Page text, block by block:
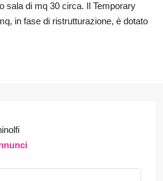
sala di mq 30 circa. Il Temporary
in fase di ristrutturazione, è dotato